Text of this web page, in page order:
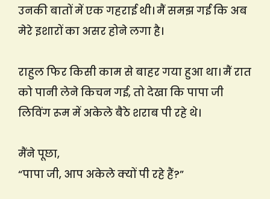
उनकी बातों में एक गहराई थी। मैं समझ गई कि अब
मेरे इशारों का असर होने लगा है।
राहुल फिर किसी काम से बाहर गया हुआ था। मैं रात
को पानी लेने किचन गई, तो देखा कि पापा जी
लिविंग रूम में अकेले बैठे शराब पी रहे थे।
मैंने पूछा,
“पापा जी, आप अकेले क्यों पी रहे हैं?”